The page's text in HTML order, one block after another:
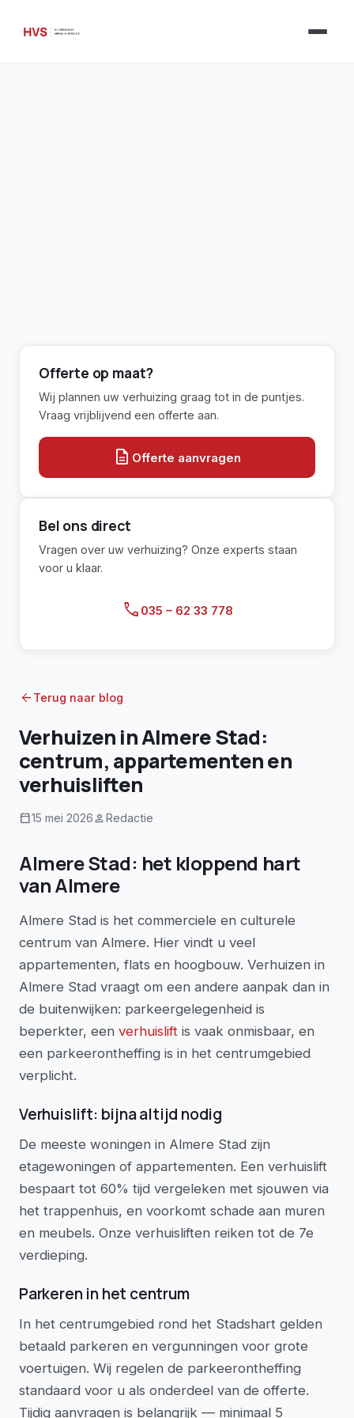
arrow_back Terug naar blog
Verhuizen in Almere Stad:
centrum, appartementen en
verhuisliften
calendar_today15 mei 2026personRedactie
Almere Stad: het kloppend hart
van Almere
Almere Stad is het commerciele en culturele
centrum van Almere. Hier vindt u veel
appartementen, flats en hoogbouw. Verhuizen in
Almere Stad vraagt om een andere aanpak dan in
de buitenwijken: parkeergelegenheid is
beperkter, een verhuislift is vaak onmisbaar, en
een parkeerontheffing is in het centrumgebied
verplicht.
Verhuislift: bijna altijd nodig
De meeste woningen in Almere Stad zijn
etagewoningen of appartementen. Een verhuislift
bespaart tot 60% tijd vergeleken met sjouwen via
het trappenhuis, en voorkomt schade aan muren
en meubels. Onze verhuisliften reiken tot de 7e
verdieping.
Parkeren in het centrum
In het centrumgebied rond het Stadshart gelden
betaald parkeren en vergunningen voor grote
voertuigen. Wij regelen de parkeerontheffing
standaard voor u als onderdeel van de offerte.
Tijdig aanvragen is belangrijk — minimaal 5
Offerte op maat?
Wij plannen uw verhuizing graag tot in de puntjes.
Vraag vrijblijvend een offerte aan.
description Offerte aanvragen
Bel ons direct
Vragen over uw verhuizing? Onze experts staan
voor u klaar.
call 035 – 62 33 778